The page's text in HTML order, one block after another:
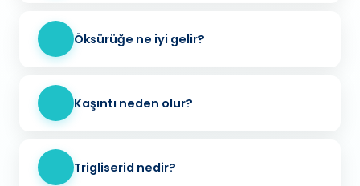
Öksürüğe ne iyi gelir?
Kaşıntı neden olur?
Trigliserid nedir?